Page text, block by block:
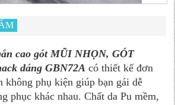
cao gót MŨI NHỌN, GÓT
dáng GBN72A có thiết kế đơn
không phụ kiện giúp bạn gái dễ
phục khác nhau. Chất da Pu mềm,